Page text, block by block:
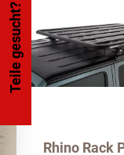
Rhino Rack
Teile gesucht?